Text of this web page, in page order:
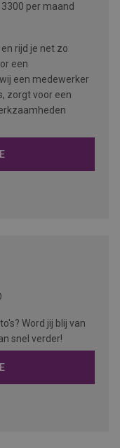
3300 per maand
rijd je net zo
een
een medewerker
zorgt voor een
Word jij blij van
snel verder!